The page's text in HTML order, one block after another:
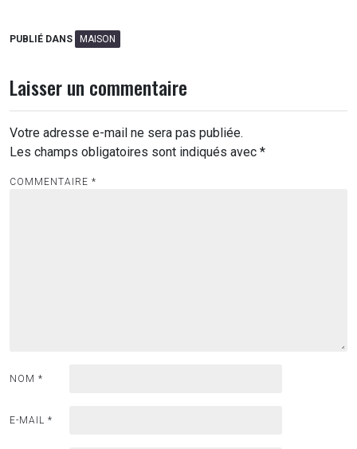
PUBLIÉ DANS MAISON
Laisser un commentaire
Votre adresse e-mail ne sera pas publiée.
Les champs obligatoires sont indiqués avec *
COMMENTAIRE *
NOM *
E-MAIL *